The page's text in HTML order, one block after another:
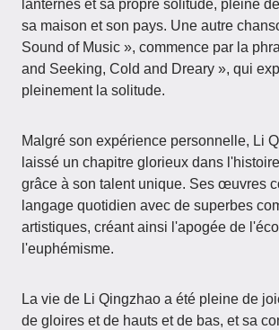
lanternes et sa propre solitude, pleine
sa maison et son pays. Une autre
Sound of Music », commence par la
and Seeking, Cold and Dreary », qui
pleinement la solitude.
Malgré son expérience personnelle, Li
laissé un chapitre glorieux dans
grâce à son talent unique. Ses œuvres
langage quotidien avec de superbes
artistiques, créant ainsi l'apogée de
l'euphémisme.
La vie de Li Qingzhao a été pleine de
de gloires et de hauts et de bas, et sa